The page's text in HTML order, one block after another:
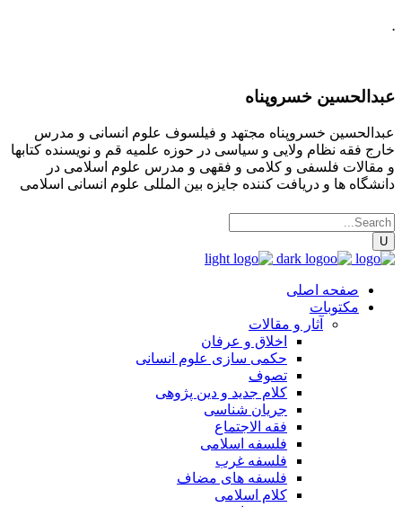
.
عبدالحسین خسروپناه
عبدالحسین خسروپناه مجتهد و فیلسوف علوم انسانی و مدرس
خارج فقه نظام ولایی و سیاسی در حوزه علمیه قم و نویسنده کتابها
و مقالات فلسفی و کلامی و فقهی و مدرس علوم اسلامی در
دانشگاه ها و دریافت کننده جایزه بین المللی علوم انسانی اسلامی
صفحه اصلی
مکتوبات
آثار و مقالات
اخلاق و عرفان
حکمی سازی علوم انسانی
تصوف
کلام جدید و دین پژوهی
جریان شناسی
فقه الاجتماع
فلسفه اسلامی
فلسفه غرب
فلسفه های مضاف
کلام اسلامی